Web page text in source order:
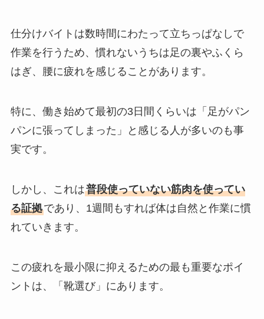
仕分けバイトは数時間にわたって立ちっぱなしで
作業を行うため、慣れないうちは足の裏やふくら
はぎ、腰に疲れを感じることがあります。
特に、働き始めて最初の3日間くらいは「足がパン
パンに張ってしまった」と感じる人が多いのも事
実です。
しかし、これは普段使っていない筋肉を使ってい
る証拠であり、1週間もすれば体は自然と作業に慣
れていきます。
この疲れを最小限に抑えるための最も重要なポイ
ントは、「靴選び」にあります。